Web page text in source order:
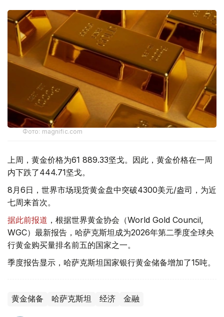
Фото: magnific.com
上周，黄金价格为61 889.33坚戈。因此，黄金价格在一周
内下跌了444.71坚戈。
8月6日，世界市场现货黄金盘中突破4300美元/盎司，为近
七周来首次。
据此前报道 ，根据世界黄金协会（World Gold Council,
WGC）最新报告，哈萨克斯坦成为2026年第二季度全球央
行黄金购买量排名前五的国家之一。
季度报告显示，哈萨克斯坦国家银行黄金储备增加了15吨。
黄金储备 哈萨克斯坦 经济 金融